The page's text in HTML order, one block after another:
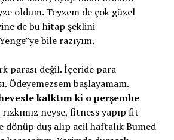
oldum. Teyzem de çok güzel
de bu hitap şeklini
bile razıyım.
parası değil. İçeride para
Ödeyemezsem başlayamam.
kalktım ki o perşembe
neyse, fitness yapıp fit
dönüp duş alıp acil haftalık Bumed